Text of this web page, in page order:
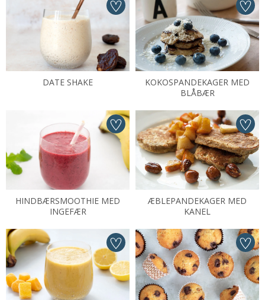
DATE SHAKE
KOKOSPANDEKAGER MED
BLÅBÆR
HINDBÆRSMOOTHIE MED
INGEFÆR
ÆBLEPANDEKAGER MED
KANEL